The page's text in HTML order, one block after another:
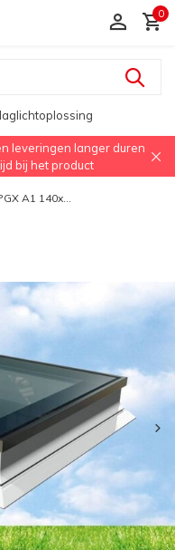
0
leveringen langer duren
bij het product
A1 140x...